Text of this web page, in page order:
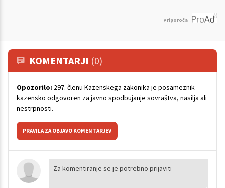
Priporoča
KOMENTARJI (0)
Opozorilo: 297. členu Kazenskega zakonika je posameznik
kazensko odgovoren za javno spodbujanje sovraštva, nasilja ali
nestrpnosti.
PRAVILA ZA OBJAVO KOMENTARJEV